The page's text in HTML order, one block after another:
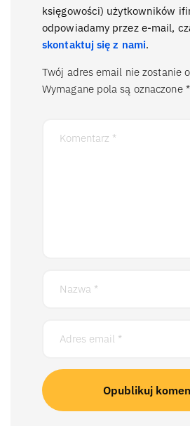
księgowości) użytkowników
odpowiadamy przez e-mail,
skontaktuj się z nami.
Twój adres email nie zostanie
Wymagane pola są oznaczone *